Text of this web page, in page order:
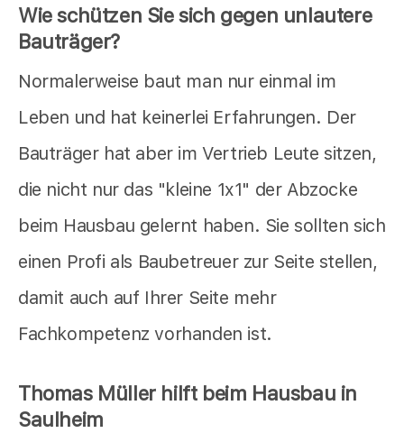
Wie schützen Sie sich gegen unlautere
Bauträger?
Normalerweise baut man nur einmal im
Leben und hat keinerlei Erfahrungen. Der
Bauträger hat aber im Vertrieb Leute sitzen,
die nicht nur das "kleine 1x1" der Abzocke
beim Hausbau gelernt haben. Sie sollten sich
einen Profi als Baubetreuer zur Seite stellen,
damit auch auf Ihrer Seite mehr
Fachkompetenz vorhanden ist.
Thomas Müller hilft beim Hausbau in
Saulheim